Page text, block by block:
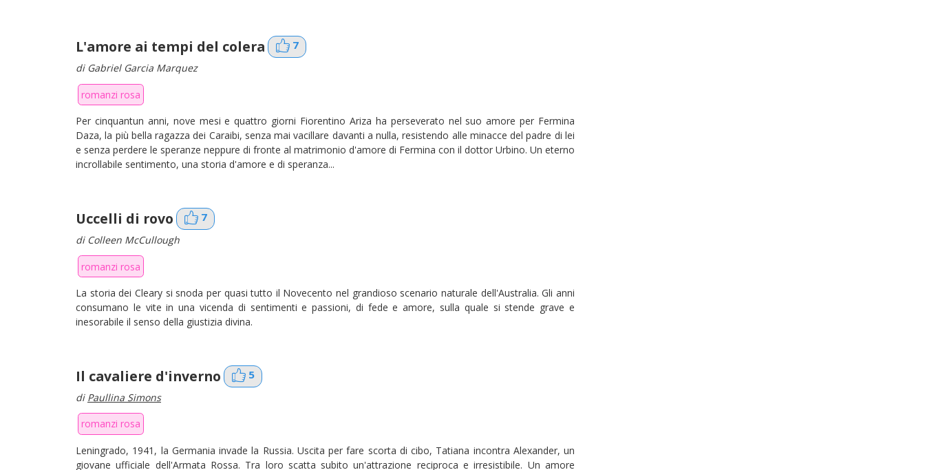
L'amore ai tempi del colera 7
di Gabriel Garcia Marquez
romanzi rosa
Per cinquantun anni, nove mesi e quattro giorni Fiorentino Ariza ha perseverato nel suo amore per Fermina
Daza, la più bella ragazza dei Caraibi, senza mai vacillare davanti a nulla, resistendo alle minacce del padre di lei
e senza perdere le speranze neppure di fronte al matrimonio d'amore di Fermina con il dottor Urbino. Un eterno
incrollabile sentimento, una storia d'amore e di speranza...
Uccelli di rovo 7
di Colleen McCullough
romanzi rosa
La storia dei Cleary si snoda per quasi tutto il Novecento nel grandioso scenario naturale dell'Australia. Gli anni
consumano le vite in una vicenda di sentimenti e passioni, di fede e amore, sulla quale si stende grave e
inesorabile il senso della giustizia divina.
Il cavaliere d'inverno 5
di Paullina Simons
romanzi rosa
Leningrado, 1941, la Germania invade la Russia. Uscita per fare scorta di cibo, Tatiana incontra Alexander, un
giovane ufficiale dell'Armata Rossa. Tra loro scatta subito un'attrazione reciproca e irresistibile. Un amore